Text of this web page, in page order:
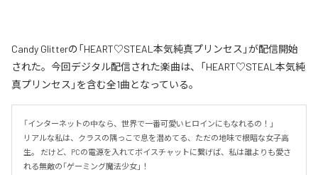
Candy Glitterの「HEART♡STEAL本気純真プリンセス」が配信開始
された。今回デジタル配信された楽曲は、「HEART♡STEAL本気純
真プリンセス」を含む全1曲となっている。
「インターネットの中なら、世界で一番可愛いヒロインにもなれるの！」
リアルな私は、クラスの隅っこで息を潜めてる、ただの地味で根暗な女子高
生。 だけど、PCの電源を入れてボイスチャットに繋げば、私は誰よりも愛さ
れる無敵の「ゲーミング魔法少女」！